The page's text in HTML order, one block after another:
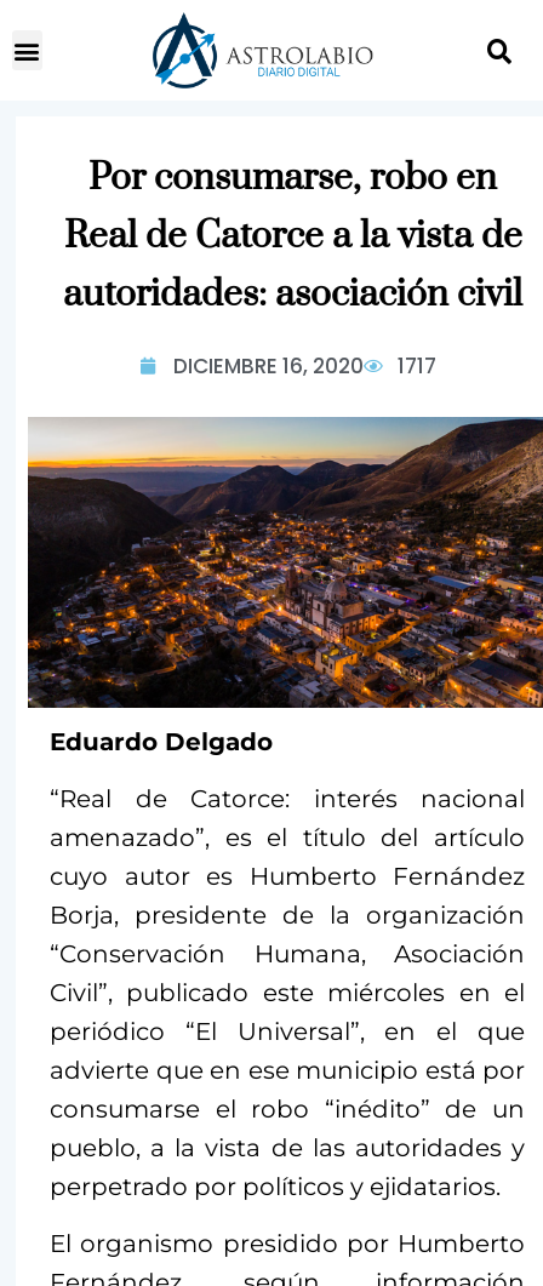
Por consumarse, robo en
Real de Catorce a la vista de
autoridades: asociación civil
DICIEMBRE 16, 2020 1717
Eduardo Delgado
“Real de Catorce: interés nacional
amenazado”, es el título del artículo
cuyo autor es Humberto Fernández
Borja, presidente de la organización
“Conservación Humana, Asociación
Civil”, publicado este miércoles en el
periódico “El Universal”, en el que
advierte que en ese municipio está por
consumarse el robo “inédito” de un
pueblo, a la vista de las autoridades y
perpetrado por políticos y ejidatarios.
El organismo presidido por Humberto